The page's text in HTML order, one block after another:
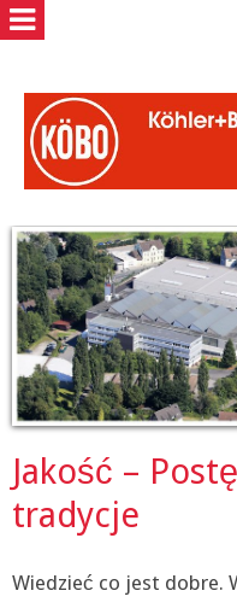
Jakość –
tradycje
Wiedzieć co jest dobre.